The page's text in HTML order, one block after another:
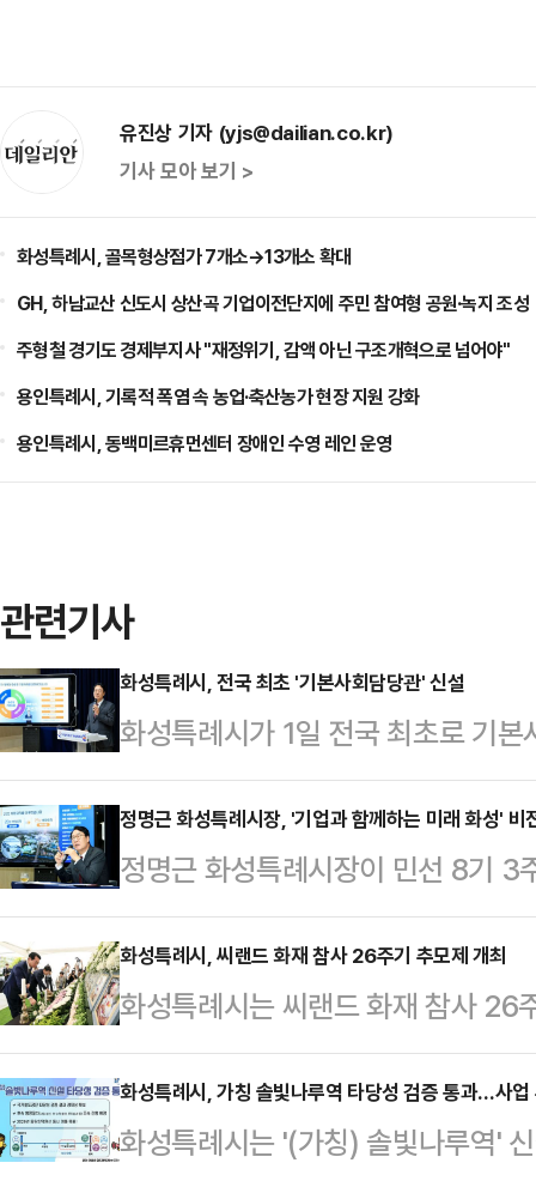
유진상 기자 (yjs@dailian.co.kr)
기사 모아 보기 >
화성특례시, 골목형상점가 7개소→13개소 확대
GH, 하남교산 신도시 상산곡 기업이전단지에 주민 참여형 공원·녹지 조성
주형철 경기도 경제부지사 "재정위기, 감액 아닌 구조개혁으로 넘어야"
용인특례시, 기록적 폭염 속 농업·축산농가 현장 지원 강화
용인특례시, 동백미르휴먼센터 장애인 수영 레인 운영
관련기사
화성특례시, 전국 최초 '기본사회담당관' 신설
화성특례시가 1일 전국 최초로 기
범하며 '화성형 기본사회' 실현을
인구 100만 명을 돌파한 대도시로
야에 걸쳐 필수적인 서비스를 체계
의 토대 위에서 존엄하게 살아갈 수
정책 기조 아래 지난 1월 10일 특례
팀'을 신설한 데 이어 7월 1일자로
본사회담당관…
정명근 화성특례시장, '기업과 함께하는 미래 화성' 비
정명근 화성특례시장이 민선 8기 3
시의 미래 비전을 알렸다. 정 시장
래, 인구 100만 특례시 시대를 열며
조했다.지난 3년간 화성시는 코로
민의 삶의 질을 높이기 위해 다양한
5090억 원의 지역화폐 발행, 소상
지원사업 등으로 지역경제 활력을
화성특례시, 씨랜드 화재 참사 26주기 추모제 개최
화성특례시는 씨랜드 화재 참사 26
서신면 궁평관광지 인근에 추모공
드 참사로 희생된 이들을 기억하고,
다짐하는 자리로 마련됐다.30일 서
화성특례시, 가칭 솔빛나루역 타당성 검증 통과…사업
화성특례시는 '(가칭) 솔빛나루역'